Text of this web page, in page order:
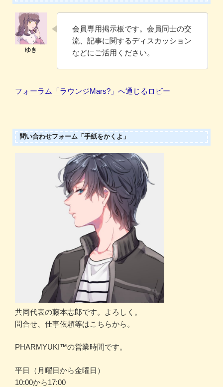
会員専用掲示板です。会員同士の交
流、記事に関するディスカッション
などにご活用ください。
フォーラム「ラウンジMars?」へ通じるロビー
問い合わせフォーム「手紙をかくよ」
共同代表の藤本志郎です。よろしく。
問合せ、仕事依頼等はこちらから。
PHARMYUKI™の営業時間です。
平日（月曜日から金曜日）
10:00から17:00